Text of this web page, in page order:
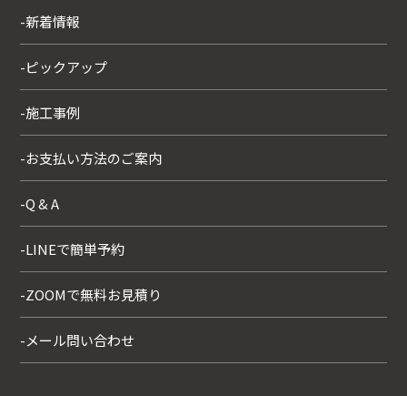
-新着情報
-ピックアップ
-施工事例
-お支払い方法のご案内
-Q & A
-LINEで簡単予約
-ZOOMで無料お見積り
-メール問い合わせ